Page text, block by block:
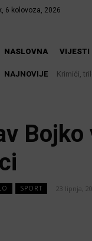
6 kolovoza, 2026
NASLOVNA VIJESTI
NAJNOVIJE
Krimići,
Iz
SPORT 23 lipnja,